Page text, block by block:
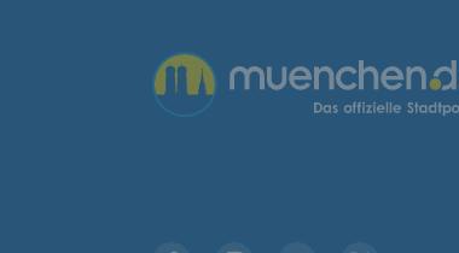
Übergreifende Links